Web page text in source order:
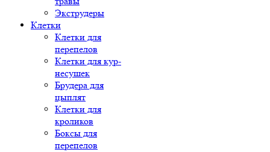
Экструдеры
Клетки
Клетки для
перепелов
Клетки для кур-
несушек
Брудера для
цыплят
Клетки для
кроликов
Боксы для
перепелов